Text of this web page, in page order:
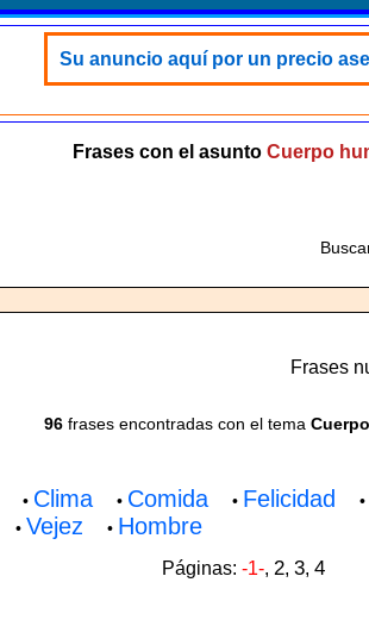
Su anuncio aquí por un precio
Frases con el asunto Cuerpo
Frases
96 frases encontradas con el tema
• Clima• Comida• Felicidad •
• Vejez • Hombre
Páginas: -1-, 2, 3, 4